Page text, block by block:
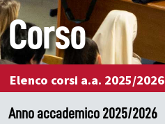
Corso
Elenco corsi a.a. 2025/2026
Anno accademico 2025/2026